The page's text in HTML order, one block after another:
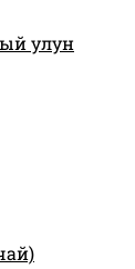
улун